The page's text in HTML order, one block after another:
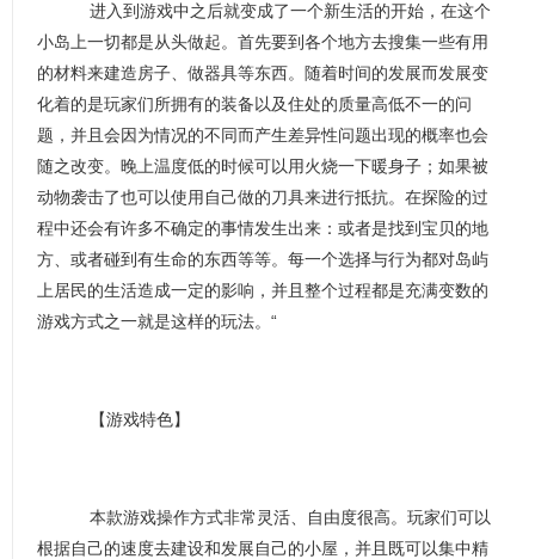
进入到游戏中之后就变成了一个新生活的开始，在这个
小岛上一切都是从头做起。首先要到各个地方去搜集一些有用
的材料来建造房子、做器具等东西。随着时间的发展而发展变
化着的是玩家们所拥有的装备以及住处的质量高低不一的问
题，并且会因为情况的不同而产生差异性问题出现的概率也会
随之改变。晚上温度低的时候可以用火烧一下暖身子；如果被
动物袭击了也可以使用自己做的刀具来进行抵抗。在探险的过
程中还会有许多不确定的事情发生出来：或者是找到宝贝的地
方、或者碰到有生命的东西等等。每一个选择与行为都对岛屿
上居民的生活造成一定的影响，并且整个过程都是充满变数的
游戏方式之一就是这样的玩法。“
【游戏特色】
本款游戏操作方式非常灵活、自由度很高。玩家们可以
根据自己的速度去建设和发展自己的小屋，并且既可以集中精